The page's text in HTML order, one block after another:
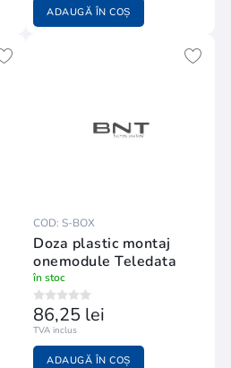
ADAUGĂ ÎN COȘ
COD: S-BOX
Doza plastic montaj
onemodule Teledata
în stoc
86,25 lei
TVA inclus
ADAUGĂ ÎN COȘ